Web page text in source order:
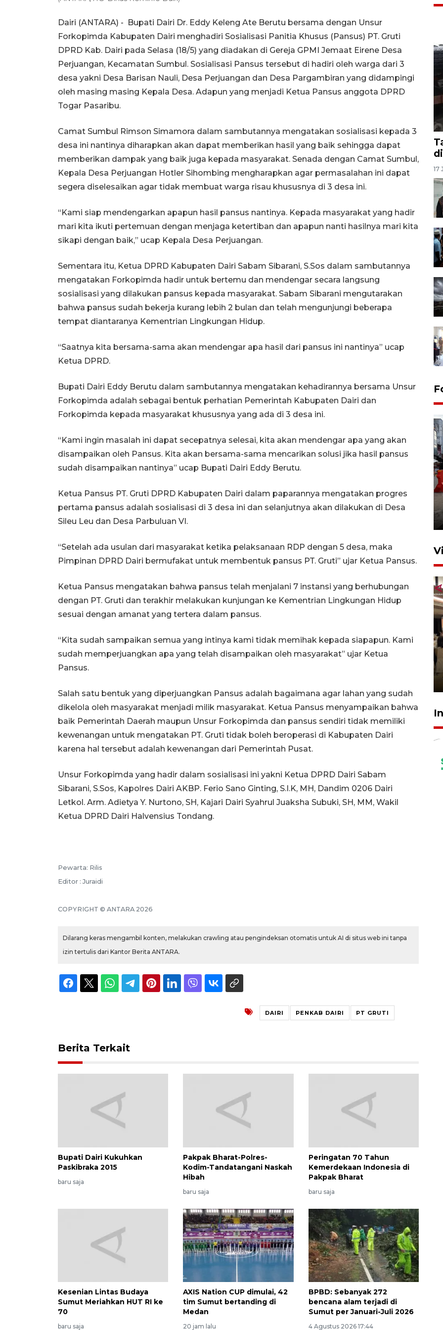
Dairi (ANTARA) - Bupati Dairi Dr. Eddy Keleng Ate Berutu bersama dengan Unsur
Forkopimda Kabupaten Dairi menghadiri Sosialisasi Panitia Khusus (Pansus) PT. Gruti
DPRD Kab. Dairi pada Selasa (18/5) yang diadakan di Gereja GPMI Jemaat Eirene Desa
Perjuangan, Kecamatan Sumbul. Sosialisasi Pansus tersebut di hadiri oleh warga dari 3
desa yakni Desa Barisan Nauli, Desa Perjuangan dan Desa Pargambiran yang didampingi
oleh masing masing Kepala Desa. Adapun yang menjadi Ketua Pansus anggota DPRD
Togar Pasaribu.
Camat Sumbul Rimson Simamora dalam sambutannya mengatakan sosialisasi kepada 3
desa ini nantinya diharapkan akan dapat memberikan hasil yang baik sehingga dapat
memberikan dampak yang baik juga kepada masyarakat. Senada dengan Camat Sumbul,
Kepala Desa Perjuangan Hotler Sihombing mengharapkan agar permasalahan ini dapat
segera diselesaikan agar tidak membuat warga risau khususnya di 3 desa ini.
“Kami siap mendengarkan apapun hasil pansus nantinya. Kepada masyarakat yang hadir
mari kita ikuti pertemuan dengan menjaga ketertiban dan apapun nanti hasilnya mari kita
sikapi dengan baik,” ucap Kepala Desa Perjuangan.
Sementara itu, Ketua DPRD Kabupaten Dairi Sabam Sibarani, S.Sos dalam sambutannya
mengatakan Forkopimda hadir untuk bertemu dan mendengar secara langsung
sosialisasi yang dilakukan pansus kepada masyarakat. Sabam Sibarani mengutarakan
bahwa pansus sudah bekerja kurang lebih 2 bulan dan telah mengunjungi beberapa
tempat diantaranya Kementrian Lingkungan Hidup.
“Saatnya kita bersama-sama akan mendengar apa hasil dari pansus ini nantinya” ucap
Ketua DPRD.
Bupati Dairi Eddy Berutu dalam sambutannya mengatakan kehadirannya bersama Unsur
Forkopimda adalah sebagai bentuk perhatian Pemerintah Kabupaten Dairi dan
Forkopimda kepada masyarakat khususnya yang ada di 3 desa ini.
“Kami ingin masalah ini dapat secepatnya selesai, kita akan mendengar apa yang akan
disampaikan oleh Pansus. Kita akan bersama-sama mencarikan solusi jika hasil pansus
sudah disampaikan nantinya” ucap Bupati Dairi Eddy Berutu.
Ketua Pansus PT. Gruti DPRD Kabupaten Dairi dalam paparannya mengatakan progres
pertama pansus adalah sosialisasi di 3 desa ini dan selanjutnya akan dilakukan di Desa
Sileu Leu dan Desa Parbuluan VI.
“Setelah ada usulan dari masyarakat ketika pelaksanaan RDP dengan 5 desa, maka
Pimpinan DPRD Dairi bermufakat untuk membentuk pansus PT. Gruti” ujar Ketua Pansus.
Ketua Pansus mengatakan bahwa pansus telah menjalani 7 instansi yang berhubungan
dengan PT. Gruti dan terakhir melakukan kunjungan ke Kementrian Lingkungan Hidup
sesuai dengan amanat yang tertera dalam pansus.
“Kita sudah sampaikan semua yang intinya kami tidak memihak kepada siapapun. Kami
sudah memperjuangkan apa yang telah disampaikan oleh masyarakat” ujar Ketua
Pansus.
Salah satu bentuk yang diperjuangkan Pansus adalah bagaimana agar lahan yang sudah
dikelola oleh masyarakat menjadi milik masyarakat. Ketua Pansus menyampaikan bahwa
baik Pemerintah Daerah maupun Unsur Forkopimda dan pansus sendiri tidak memiliki
kewenangan untuk mengatakan PT. Gruti tidak boleh beroperasi di Kabupaten Dairi
karena hal tersebut adalah kewenangan dari Pemerintah Pusat.
Unsur Forkopimda yang hadir dalam sosialisasi ini yakni Ketua DPRD Dairi Sabam
Sibarani, S.Sos, Kapolres Dairi AKBP. Ferio Sano Ginting, S.I.K, MH, Dandim 0206 Dairi
Letkol. Arm. Adietya Y. Nurtono, SH, Kajari Dairi Syahrul Juaksha Subuki, SH, MM, Wakil
Ketua DPRD Dairi Halvensius Tondang.
Pewarta: Rilis
Editor : Juraidi
COPYRIGHT © ANTARA 2026
Dilarang keras mengambil konten, melakukan crawling atau pengindeksan otomatis untuk AI di situs web ini tanpa
izin tertulis dari Kantor Berita ANTARA.
DAIRI PENKAB DAIRI PT GRUTI
Berita Terkait
Bupati Dairi Kukuhkan
Paskibraka 2015
baru saja
Pakpak Bharat-Polres-
Kodim-Tandatangani Naskah
Hibah
baru saja
Peringatan 70 Tahun
Kemerdekaan Indonesia di
Pakpak Bharat
baru saja
Kesenian Lintas Budaya
Sumut Meriahkan HUT RI ke
70
baru saja
AXIS Nation CUP dimulai, 42
tim Sumut bertanding di
Medan
20 jam lalu
BPBD: Sebanyak 272
bencana alam terjadi di
Sumut per Januari-Juli 2026
4 Agustus 2026 17:44
17
Pelaporan SPT Tahunan di
Sumut
Kodam I Bukit Barisan
luncurkan program Kodam